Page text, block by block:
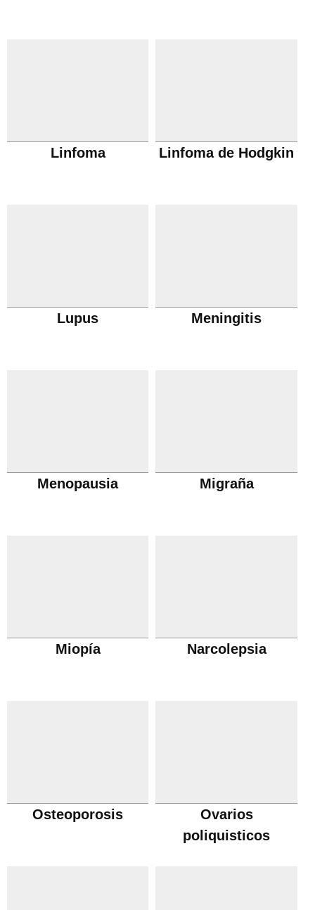
Linfoma Linfoma de Hodgkin
Lupus Meningitis
Menopausia Migraña
Miopía Narcolepsia
Osteoporosis
Ovarios
poliquisticos